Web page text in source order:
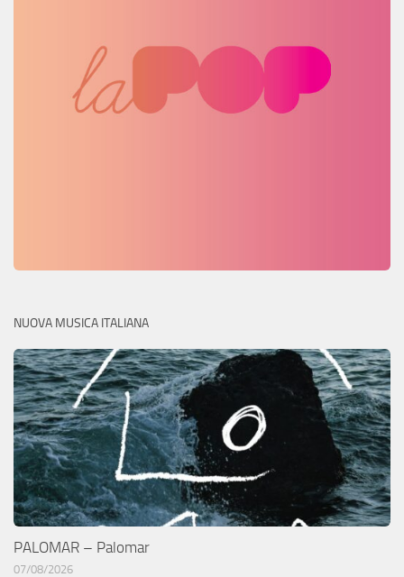
NUOVA MUSICA ITALIANA
PALOMAR – Palomar
07/08/2026